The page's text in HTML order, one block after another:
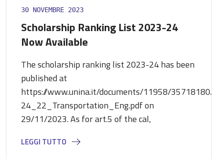
30 NOVEMBRE 2023
Scholarship Ranking List 2023-24
Now Available
The scholarship ranking list 2023-24 has been
published at
https://www.unina.it/documents/11958/
24_22_Transportation_Eng.pdf on
29/11/2023. As for art.5 of the cal,
LEGGI TUTTO